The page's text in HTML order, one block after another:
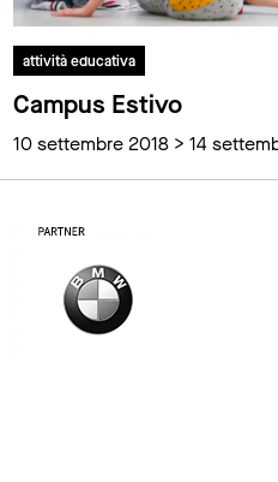
attività educativa
Campus Estivo
10 settembre 2018 > 14